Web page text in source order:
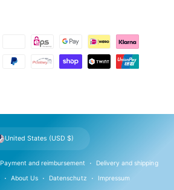
Payment and reimbursement Delivery and shipping
About Us Datenschutz Impressum
United States (USD $)